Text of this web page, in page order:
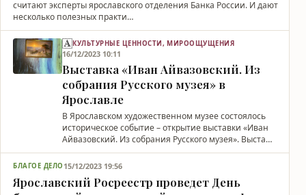
считают эксперты ярославского отделения Банка России. И дают
несколько полезных практи…
КУЛЬТУРНЫЕ ЦЕННОСТИ, МИРООЩУЩЕНИЯ
16/12/2023 10:11
Выставка «Иван Айвазовский. Из
собрания Русского музея» в
Ярославле
В Ярославском художественном музее состоялось
историческое событие – открытие выставки «Иван
Айвазовский. Из собрания Русского музея». Выста…
БЛАГОЕ ДЕЛО 15/12/2023 19:56
Ярославский Росреестр проведет День